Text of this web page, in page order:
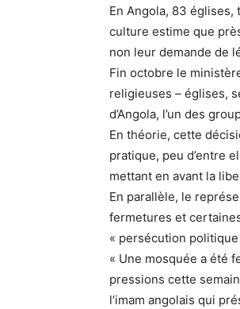
En Angola, 83
culture estime que
non leur demande de
Fin octobre le
religieuses – églises,
d’Angola, l’un des
En théorie, cette
pratique, peu d’entre
mettant en avant la
En parallèle, le
fermetures et
« persécution
« Une mosquée a été
pressions cette
l’imam angolais qui